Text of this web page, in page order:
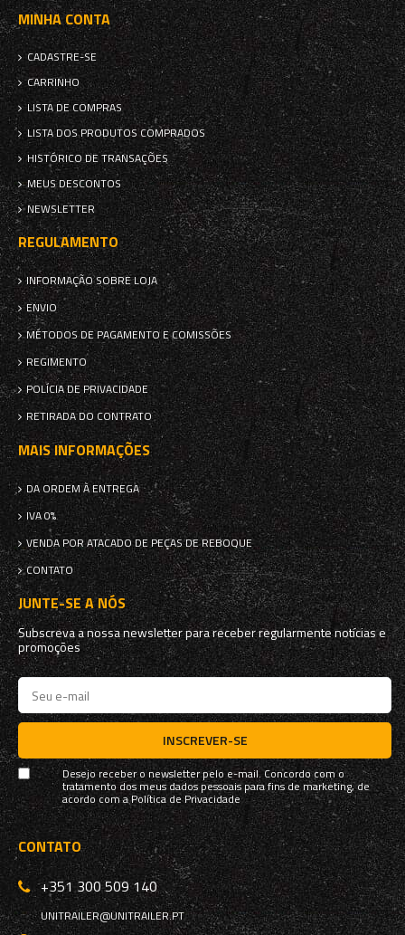
MINHA CONTA
CADASTRE-SE
CARRINHO
LISTA DE COMPRAS
LISTA DOS PRODUTOS COMPRADOS
HISTÓRICO DE TRANSAÇÕES
MEUS DESCONTOS
NEWSLETTER
REGULAMENTO
INFORMAÇÃO SOBRE LOJA
ENVIO
MÉTODOS DE PAGAMENTO E COMISSÕES
REGIMENTO
POLÍCIA DE PRIVACIDADE
RETIRADA DO CONTRATO
MAIS INFORMAÇÕES
DA ORDEM À ENTREGA
IVA 0%
VENDA POR ATACADO DE PEÇAS DE REBOQUE
CONTATO
JUNTE-SE A NÓS
Subscreva a nossa newsletter para receber regularmente notícias e
promoções
INSCREVER-SE
Desejo receber o newsletter pelo e-mail. Concordo com o
tratamento dos meus dados pessoais para fins de marketing, de
acordo com aPolítica de Privacidade
CONTATO
+351 300 509 140
UNITRAILER@UNITRAILER.PT